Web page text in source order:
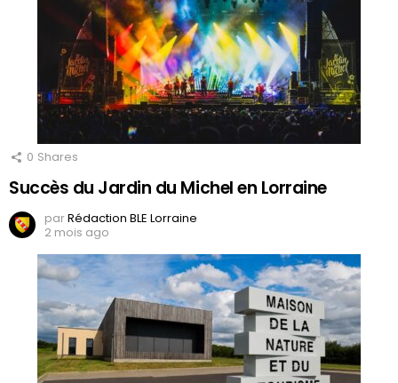
0 Shares
Succès du Jardin du Michel en Lorraine
parRédaction BLE Lorraine
2 mois ago